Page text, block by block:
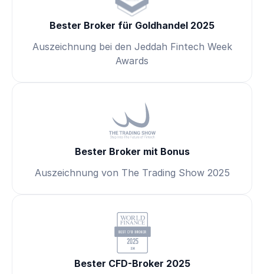
Bester Broker für Goldhandel 2025
Auszeichnung bei den Jeddah Fintech Week
Awards
Bester Broker mit Bonus
Auszeichnung von The Trading Show 2025
Bester CFD-Broker 2025